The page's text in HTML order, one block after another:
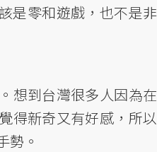
是零和遊戲，也不是非
想到台灣很多人因為在
得新奇又有好感，所以
勢。